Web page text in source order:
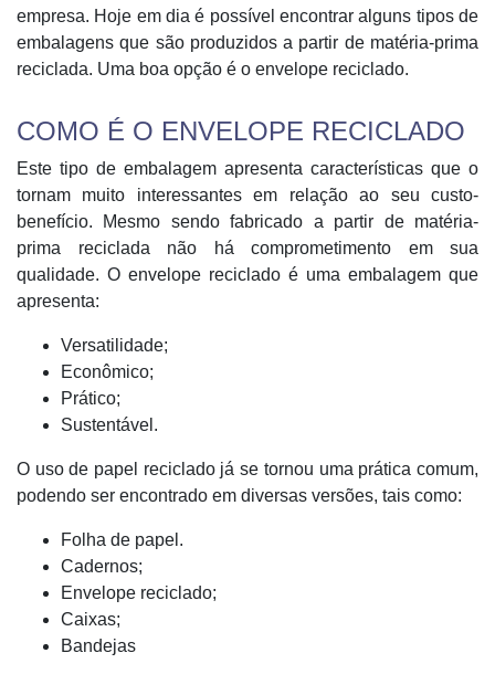
empresa. Hoje em dia é possível encontrar alguns tipos de
embalagens que são produzidos a partir de matéria-prima
reciclada. Uma boa opção é o envelope reciclado.
COMO É O ENVELOPE RECICLADO
Este tipo de embalagem apresenta características que o
tornam muito interessantes em relação ao seu custo-
benefício. Mesmo sendo fabricado a partir de matéria-
prima reciclada não há comprometimento em sua
qualidade. O envelope reciclado é uma embalagem que
apresenta:
Versatilidade;
Econômico;
Prático;
Sustentável.
O uso de papel reciclado já se tornou uma prática comum,
podendo ser encontrado em diversas versões, tais como:
Folha de papel.
Cadernos;
Envelope reciclado;
Caixas;
Bandejas